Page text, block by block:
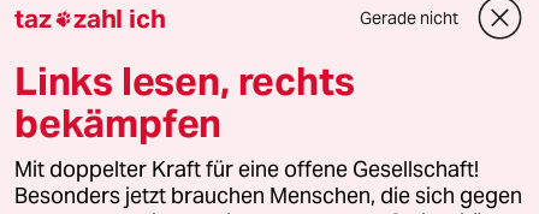
Downloads für Abonnierende
© 2026 taz Verlags und Vertriebs GmbH
Alle Rechte vorbehalten. Bei rechtlichen Fragen oder für Genehmigungen
wenden Sie sich bitte an
lizenzen@taz.de
taz zahl ich Gerade nicht
Links lesen, rechts
bekämpfen
Mit doppelter Kraft für eine offene Gesellschaft!
Besonders jetzt brauchen Menschen, die sich gegen